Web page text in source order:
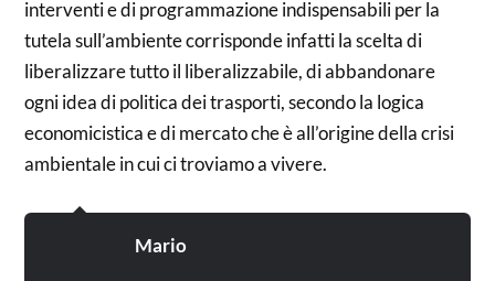
interventi e di programmazione indispensabili per la
tutela sull’ambiente corrisponde infatti la scelta di
liberalizzare tutto il liberalizzabile, di abbandonare
ogni idea di politica dei trasporti, secondo la logica
economicistica e di mercato che è all’origine della crisi
ambientale in cui ci troviamo a vivere.
Mario